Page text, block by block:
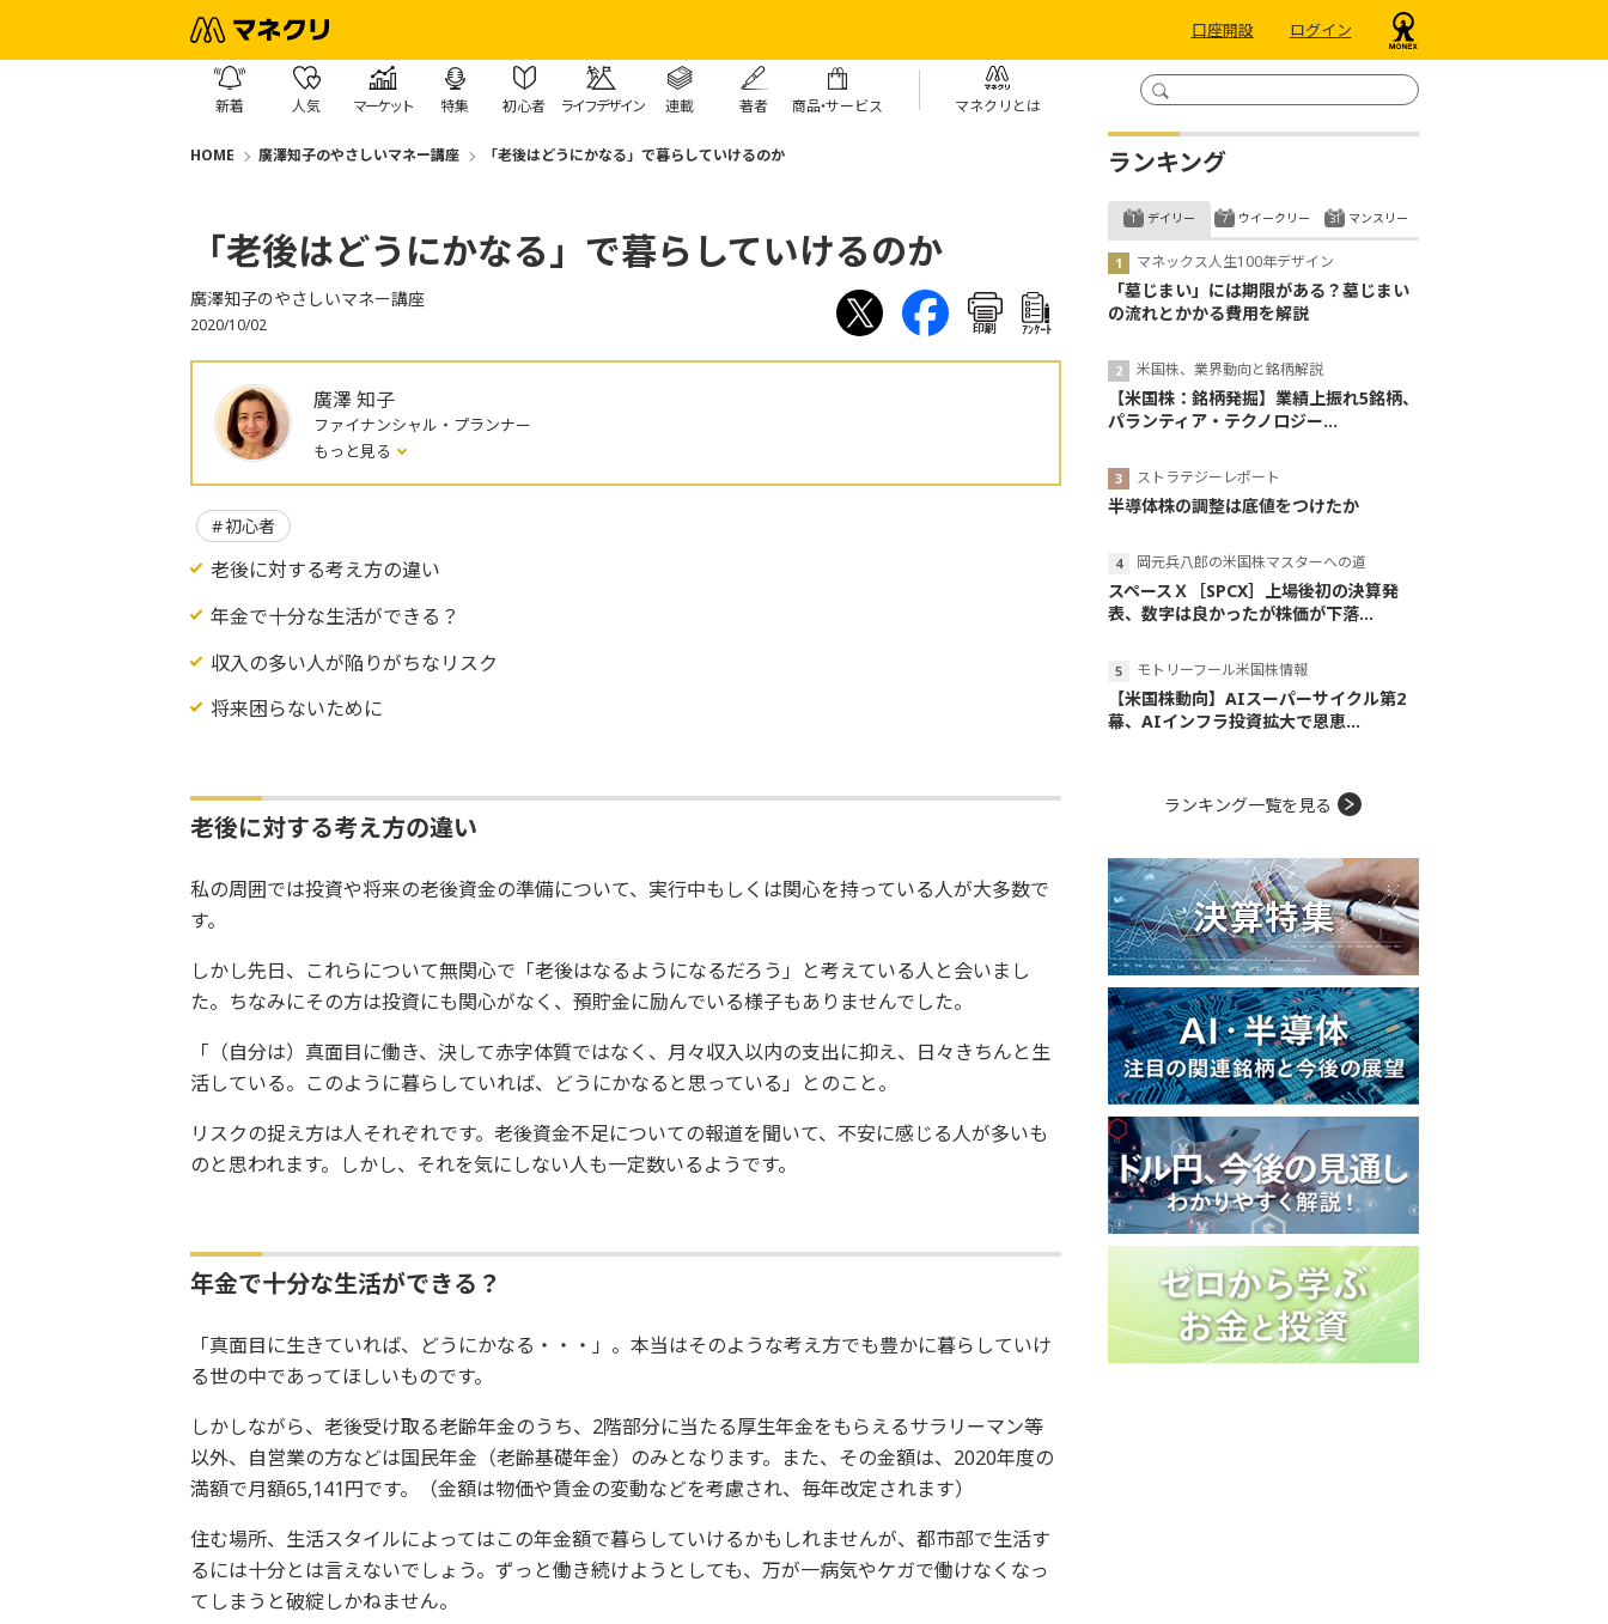
口座開設 ログイン
新着 人気 マーケット 特集 初心者 ライフデザイン 連載 著者 商品・サービス マネクリとは
HOME 廣澤知子のやさしいマネー講座 「老後はどうにかなる」で暮らしていけるのか
「老後はどうにかなる」で暮らしていけるのか
廣澤知子のやさしいマネー講座
2020/10/02 印刷 ｱﾝｹｰﾄ
廣澤 知子
ファイナンシャル・プランナー
もっと見る
初心者
老後に対する考え方の違い
年金で十分な生活ができる？
収入の多い人が陥りがちなリスク
将来困らないために
老後に対する考え方の違い
私の周囲では投資や将来の老後資金の準備について、実行中もしくは関心を持っている人が大多数で
す。
しかし先日、これらについて無関心で「老後はなるようになるだろう」と考えている人と会いまし
た。ちなみにその方は投資にも関心がなく、預貯金に励んでいる様子もありませんでした。
「（自分は）真面目に働き、決して赤字体質ではなく、月々収入以内の支出に抑え、日々きちんと生
活している。このように暮らしていれば、どうにかなると思っている」とのこと。
リスクの捉え方は人それぞれです。老後資金不足についての報道を聞いて、不安に感じる人が多いも
のと思われます。しかし、それを気にしない人も一定数いるようです。
年金で十分な生活ができる？
「真面目に生きていれば、どうにかなる・・・」。本当はそのような考え方でも豊かに暮らしていけ
る世の中であってほしいものです。
しかしながら、老後受け取る老齢年金のうち、2階部分に当たる厚生年金をもらえるサラリーマン等
以外、自営業の方などは国民年金（老齢基礎年金）のみとなります。また、その金額は、2020年度の
満額で月額65,141円です。（金額は物価や賃金の変動などを考慮され、毎年改定されます）
住む場所、生活スタイルによってはこの年金額で暮らしていけるかもしれませんが、都市部で生活す
るには十分とは言えないでしょう。ずっと働き続けようとしても、万が一病気やケガで働けなくなっ
てしまうと破綻しかねません。
ランキング
デイリー
マネックス人生100年デザイン
「墓じまい」には期限がある？墓じまい
の流れとかかる費用を解説
米国株、業界動向と銘柄解説
【米国株：銘柄発掘】業績上振れ5銘柄、
パランティア・テクノロジー...
ストラテジーレポート
半導体株の調整は底値をつけたか
岡元兵八郎の米国株マスターへの道
スペースＸ［SPCX］上場後初の決算発
表、数字は良かったが株価が下落...
モトリーフール米国株情報
【米国株動向】AIスーパーサイクル第2
幕、AIインフラ投資拡大で恩恵...
ウイークリー マンスリー
ランキング一覧を見る